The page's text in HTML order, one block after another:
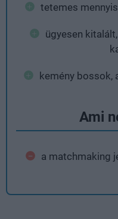
tetemes
ügyesen
kemény bossok,
Ami
a matchmaking